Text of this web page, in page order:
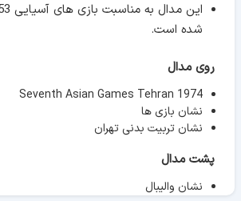
شده است.
روی مدال
Seventh Asian Games Tehran 1974
نشان بازی ها
نشان تربیت بدنی تهران
پشت مدال
نشان والیبال